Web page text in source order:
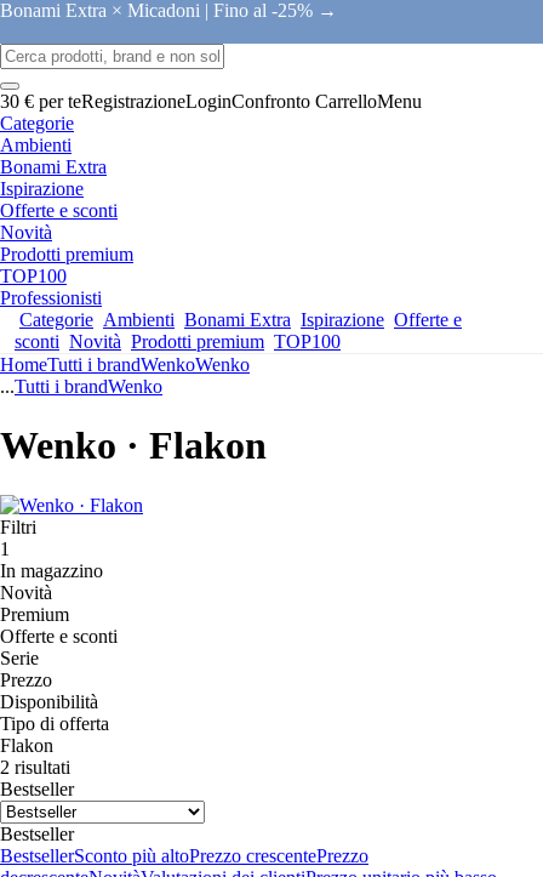
Bonami Extra × Micadoni | Fino al -25% →
30 € per teRegistrazioneLoginConfronto CarrelloMenu
Categorie
Ambienti
Bonami Extra
Ispirazione
Offerte e sconti
Novità
Prodotti premium
TOP100
Professionisti
Categorie Ambienti Bonami Extra Ispirazione Offerte e
sconti Novità Prodotti premium TOP100
HomeTutti i brandWenkoWenko
...Tutti i brandWenko
Wenko · Flakon
Filtri
1
In magazzino
Novità
Premium
Offerte e sconti
Serie
Prezzo
Disponibilità
Tipo di offerta
Flakon
2 risultati
Bestseller
Bestseller
BestsellerSconto più altoPrezzo crescentePrezzo